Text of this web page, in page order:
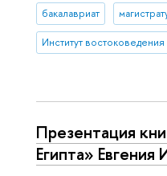
бакалавриат
Институт
Презентация
Египта» Евгения